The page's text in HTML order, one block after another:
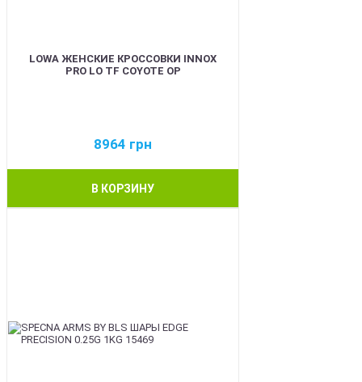
LOWA ЖЕНСКИЕ КРОССОВКИ INNOX
PRO LO TF COYOTE OP
8964 грн
В КОРЗИНУ